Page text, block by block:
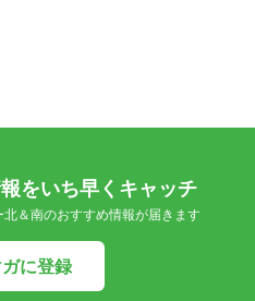
をいち早くキャッチ
＆南のおすすめ情報が届きます
に登録